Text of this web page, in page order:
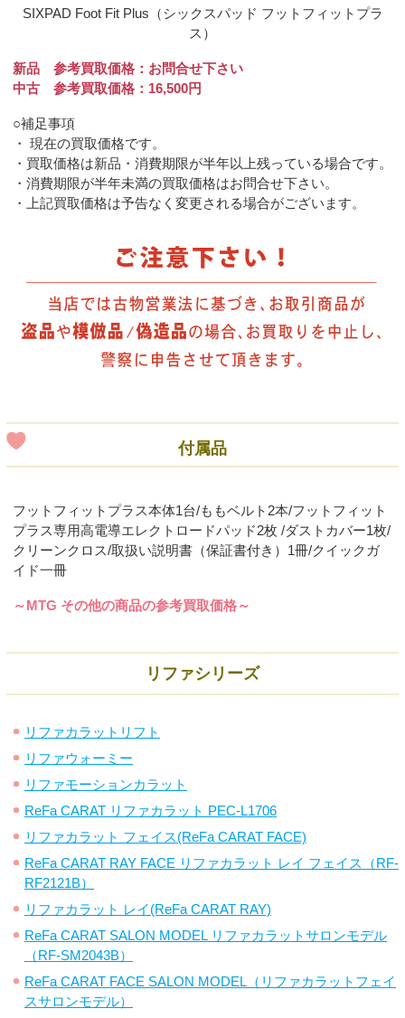
SIXPAD Foot Fit Plus（シックスパッド フットフィットプラ
ス）
新品 参考買取価格：お問合せ下さい
中古 参考買取価格：16,500円
○補足事項
・ 現在の買取価格です。
・買取価格は新品・消費期限が半年以上残っている場合です。
・消費期限が半年未満の買取価格はお問合せ下さい。
・上記買取価格は予告なく変更される場合がございます。
付属品
フットフィットプラス本体1台/ももベルト2本/フットフィット
プラス専用高電導エレクトロードパッド2枚 /ダストカバー1枚/
クリーンクロス/取扱い説明書（保証書付き）1冊/クイックガ
イド一冊
～MTG その他の商品の参考買取価格～
リファシリーズ
リファカラットリフト
リファウォーミー
リファモーションカラット
ReFa CARAT リファカラット PEC-L1706
リファカラット フェイス(ReFa CARAT FACE)
ReFa CARAT RAY FACE リファカラット レイ フェイス（RF-
RF2121B）
リファカラット レイ(ReFa CARAT RAY)
ReFa CARAT SALON MODEL リファカラットサロンモデル
（RF-SM2043B）
ReFa CARAT FACE SALON MODEL（リファカラットフェイ
スサロンモデル）